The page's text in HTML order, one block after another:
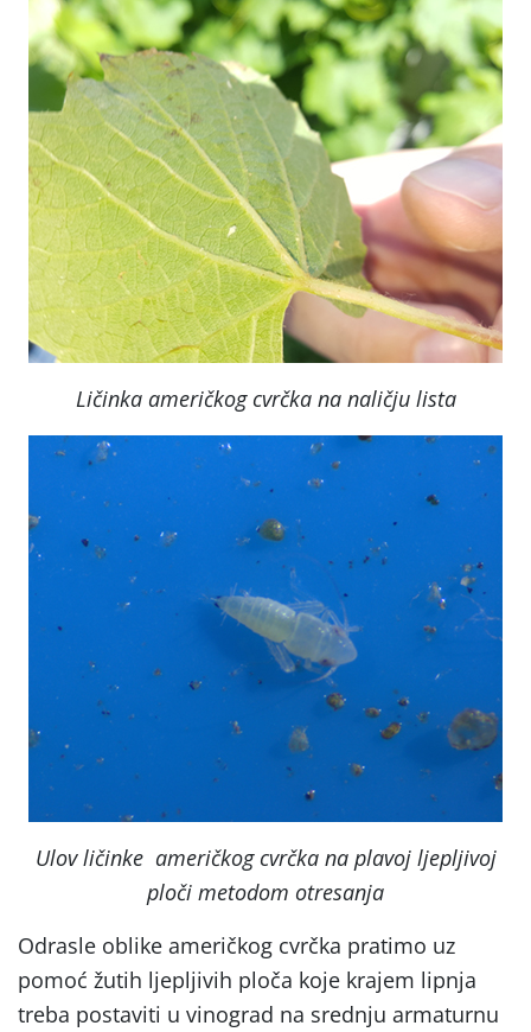
Ličinka američkog cvrčka na naličju lista
Ulov ličinke američkog cvrčka na plavoj ljepljivoj
ploči metodom otresanja
Odrasle oblike američkog cvrčka pratimo uz
pomoć žutih ljepljivih ploča koje krajem lipnja
treba postaviti u vinograd na srednju armaturnu